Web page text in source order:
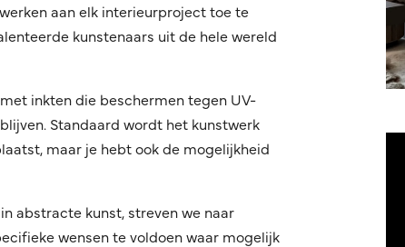
aan elk interieurproject toe te
kunstenaars uit de hele wereld
inkten die beschermen tegen UV-
Standaard wordt het kunstwerk
maar je hebt ook de mogelijkheid
abstracte kunst, streven we naar
wensen te voldoen waar mogelijk